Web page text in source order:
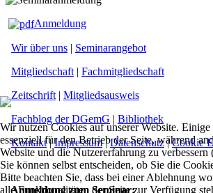
Anmeldung
Wir über uns | Seminarangebot
Mitgliedschaft | Fachmitgliedschaft
Zeitschrift | Mitgliedsausweis
Fachblog der DGemG | Bibliothek
Kontakt|Impressum|Datenschutz|Cookie
Anmeldung zum Seminar:
Wir nutzen Cookies auf unserer Website.
essenziell für den Betrieb der Seite, während
Website und die Nutzererfahrung zu
Sie können selbst entscheiden, ob Sie die
Bitte beachten Sie, dass bei einer Ablehnung
alle Funktionalitäten der Seite zur Verfügung